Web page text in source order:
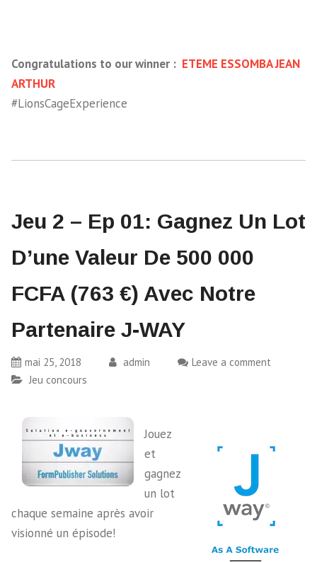
Congratulations to our winner : ETEME ESSOMBA JEAN
ARTHUR
#LionsCageExperience
Jeu 2 – Ep 01: Gagnez Un Lot
D’une Valeur De 500 000
FCFA (763 €) Avec Notre
Partenaire J-WAY
mai 25, 2018 admin
Leave a comment
Jeu concours
Jouez
et
gagnez
un lot
chaque semaine après avoir
visionné un épisode!